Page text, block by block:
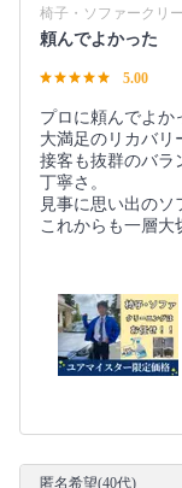
椅子・ソファークリ
頼んでよかった
5.00
プロに頼んでよか
大満足のリカバリ
接客も抜群のバラ
丁寧さ。
見事に思い出のソ
これからも一層大
匿名希望(40代)